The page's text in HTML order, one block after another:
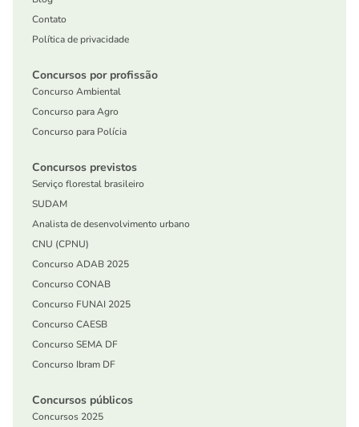
Contato
Política de privacidade
Concursos por profissão
Concurso Ambiental
Concurso para Agro
Concurso para Polícia
Concursos previstos
Serviço florestal brasileiro
SUDAM
Analista de desenvolvimento urbano
CNU (CPNU)
Concurso ADAB 2025
Concurso CONAB
Concurso FUNAI 2025
Concurso CAESB
Concurso SEMA DF
Concurso Ibram DF
Concursos públicos
Concursos 2025